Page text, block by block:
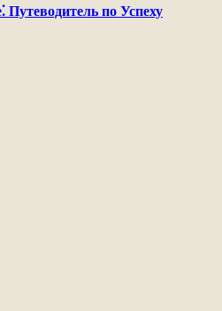
Путеводитель по Успеху